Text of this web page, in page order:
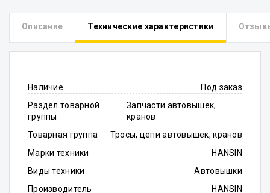
Описание Технические характеристики
Наличие
Под заказ
Раздел товарной
группы
Запчасти автовышек,
кранов
Товарная группа
Тросы, цепи автовышек, кранов
Марки техники
HANSIN
Виды техники
Автовышки
Производитель
HANSIN